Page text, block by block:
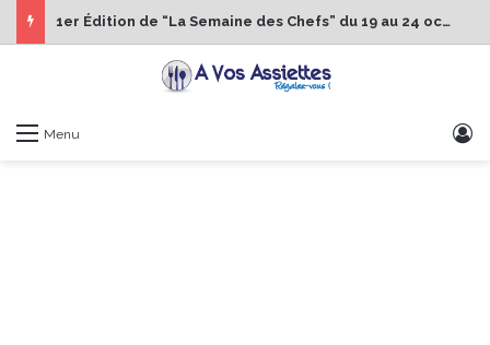
1er Édition de “La Semaine des Chefs” du 19 au 24 octobre 2026
Menu